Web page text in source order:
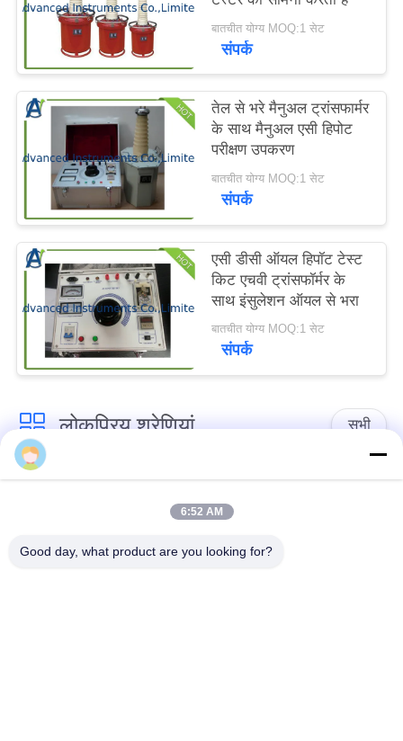
साइटमैप
PRIVACY
POLICY
बातचीत योग्य MOQ:1 सेट
संपर्क
तेल से भरे मैनुअल ट्रांसफार्मर
के साथ मैनुअल एसी हिपोट
परीक्षण उपकरण
बातचीत योग्य MOQ:1 सेट
संपर्क
एसी डीसी ऑयल हिपॉट टेस्ट
किट एचवी ट्रांसफॉर्मर के
साथ इंसुलेशन ऑयल से भरा
बातचीत योग्य MOQ:1 सेट
संपर्क
लोकप्रिय श्रेणियां सभी
प्रयोगशाला परीक्षण
अग्नि परीक्षण उपकरण केबल परीक्षण मशीन
6:52 AM
Good day, what product are you looking for?